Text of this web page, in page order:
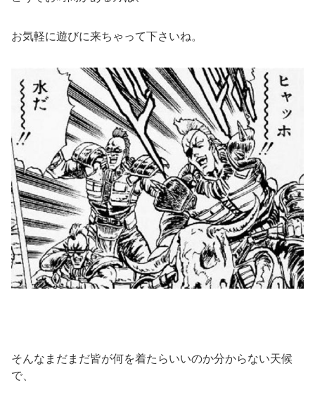
お気軽に遊びに来ちゃって下さいね。
そんなまだまだ皆が何を着たらいいのか分からない天候
で、